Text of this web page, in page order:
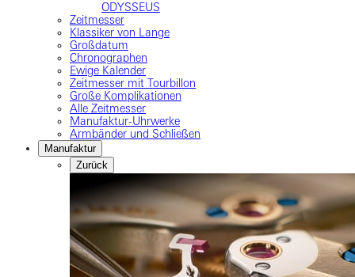
ODYSSEUS
Zeitmesser
Klassiker von Lange
Großdatum
Chronographen
Ewige Kalender
Zeitmesser mit Tourbillon
Große Komplikationen
Alle Zeitmesser
Manufaktur-Uhrwerke
Armbänder und Schließen
Manufaktur
Zurück